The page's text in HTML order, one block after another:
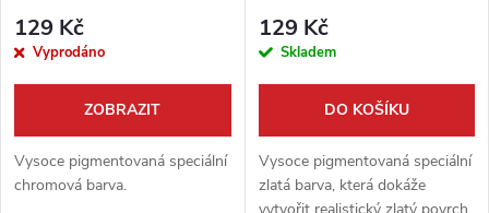
129 Kč
Vyprodáno
ZOBRAZIT
Vysoce pigmentovaná speciální
chromová barva.
129 Kč
Skladem
DO KOŠÍKU
Vysoce pigmentovaná speciální
zlatá barva, která dokáže